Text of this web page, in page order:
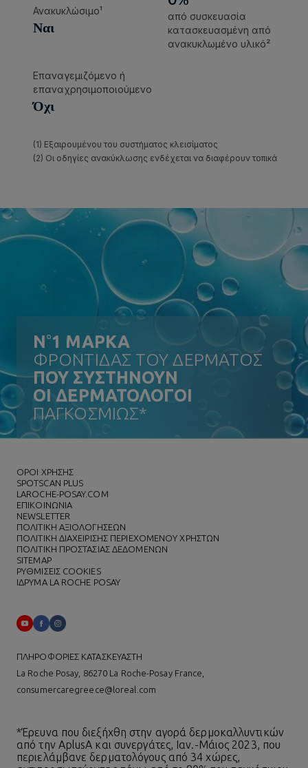
N°1 ΜΑΡΚΑ
ΦΡΟΝΤΙΔΑΣ ΤΟΥ ΔΕΡΜΑΤΟΣ
ΠΟΥ ΣΥΣΤΗΝΟΥΝ
ΟΙ ΔΕΡΜΑΤΟΛΟΓΟΙ
ΠΑΓΚΟΣΜΙΩΣ*
ΌΡΟΙ ΧΡΗΣΗΣ
SPOTSCAN PLUS
LAROCHE-POSAY.COM
ΕΠΙΚΟΙΝΩΝΙΑ
NEWSLETTER
ΠΟΛΙΤΙΚΗ ΑΞΙΟΛΟΓΗΣΕΩΝ
ΠΟΛΙΤΙΚΗ ΔΙΑΧΕΙΡΙΣΗΣ ΠΕΡΙΕΧΟΜΕΝΟΥ ΧΡΗΣΤΩΝ
ΠΟΛΙΤΙΚΗ ΠΡΟΣΤΑΣΙΑΣ ΔΕΔΟΜΕΝΩΝ
SITEMAP
ΡΥΘΜΙΣΕΙΣ COOKIES
ΙΔΡΥΜΑ LA ROCHE POSAY
ΠΛΗΡΟΦΟΡΙΕΣ ΚΑΤΑΣΚΕΥΑΣΤΗ
La Roche Posay, 86270 La Roche-Posay France,
consumercaregreece@loreal.com
*Έρευνα που διεξήχθη στην αγορά δερμοκαλλυντικών
από την AplusA και συνεργάτες, Ιαν.-Μάιος 2023, που
περιελάμβανε δερματολόγους από 34 χώρες,